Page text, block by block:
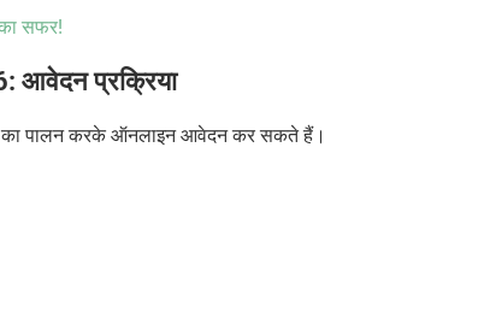
सफर!
आवेदन प्रक्रिया
का पालन करके ऑनलाइन आवेदन कर सकते हैं।